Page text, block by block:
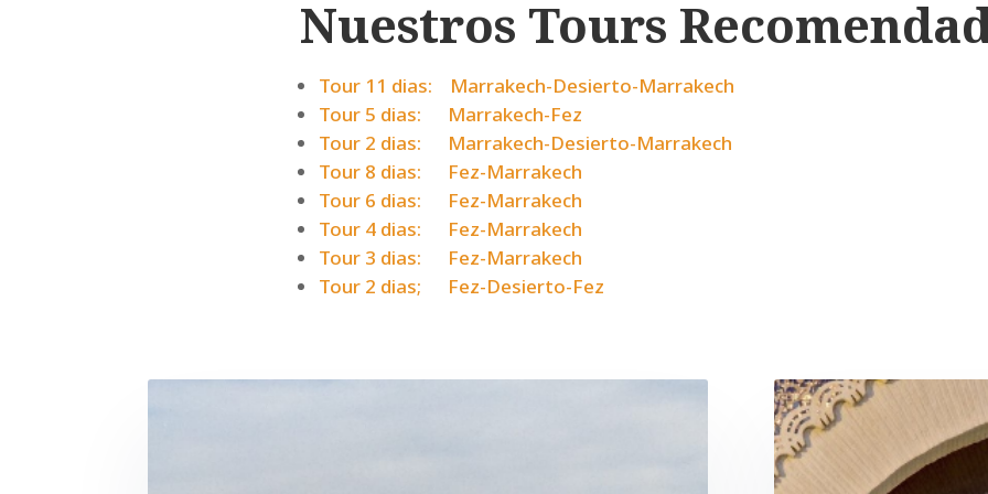
Nuestros Tours
Tour 11 dias: Marrakech-Desierto-Marrakech
Tour 5 dias: Marrakech-Fez
Tour 2 dias: Marrakech-Desierto-Marrakech
Tour 8 dias: Fez-Marrakech
Tour 6 dias: Fez-Marrakech
Tour 4 dias: Fez-Marrakech
Tour 3 dias: Fez-Marrakech
Tour 2 dias; Fez-Desierto-Fez